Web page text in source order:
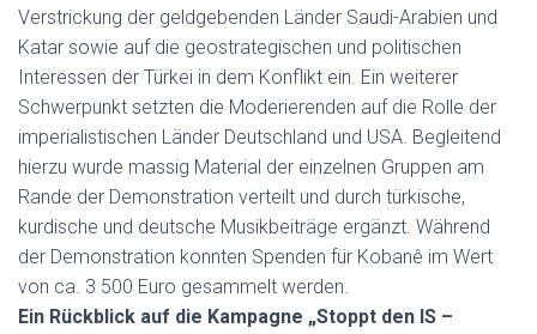
Verstrickung der geldgebenden Länder Saudi-Arabien und
Katar sowie auf die geostrategischen und politischen
Interessen der Türkei in dem Konflikt ein. Ein weiterer
Schwerpunkt setzten die Moderierenden auf die Rolle der
imperialistischen Länder Deutschland und USA. Begleitend
hierzu wurde massig Material der einzelnen Gruppen am
Rande der Demonstration verteilt und durch türkische,
kurdische und deutsche Musikbeiträge ergänzt. Während
der Demonstration konnten Spenden für Kobanê im Wert
von ca. 3 500 Euro gesammelt werden.
Ein Rückblick auf die Kampagne „Stoppt den IS –